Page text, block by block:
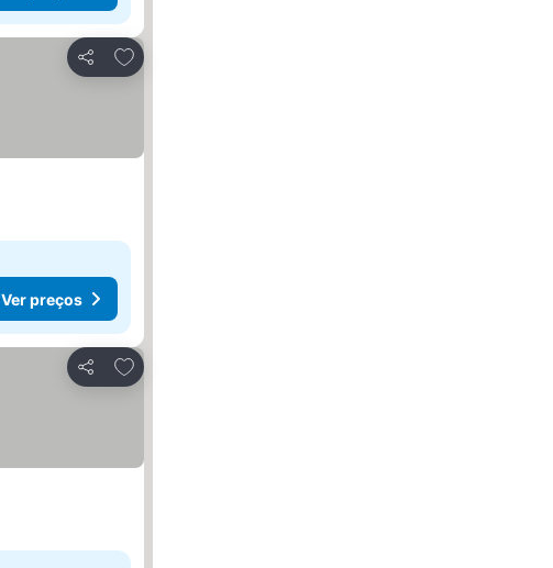
Partilhar
Adicionar aos favoritos
Ver preços
Partilhar
Adicionar aos favoritos